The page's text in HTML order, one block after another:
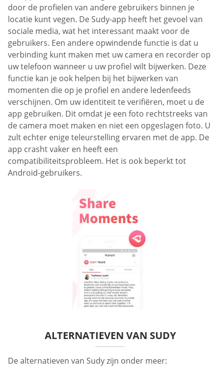
door de profielen van andere gebruikers binnen je
locatie kunt vegen. De Sudy-app heeft het gevoel van
sociale media, wat het interessant maakt voor de
gebruikers. Een andere opwindende functie is dat u
verbinding kunt maken met uw camera en recorder op
uw telefoon wanneer u uw profiel wilt bijwerken. Deze
functie kan je ook helpen bij het bijwerken van
momenten die op je profiel en andere ledenfeeds
verschijnen. Om uw identiteit te verifiëren, moet u de
app gebruiken. Dit omdat je een foto rechtstreeks van
de camera moet maken en niet een opgeslagen foto. U
zult echter enige teleurstelling ervaren met de app. De
app crasht vaker en heeft een
compatibiliteitsprobleem. Het is ook beperkt tot
Android-gebruikers.
ALTERNATIEVEN VAN SUDY
De alternatieven van Sudy zijn onder meer: